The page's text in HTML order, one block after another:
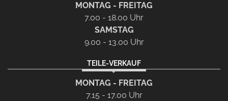
MONTAG - FREITAG
7.00 - 18.00 Uhr
SAMSTAG
9.00 - 13.00 Uhr
TEILE-VERKAUF
MONTAG - FREITAG
7.15 - 17.00 Uhr